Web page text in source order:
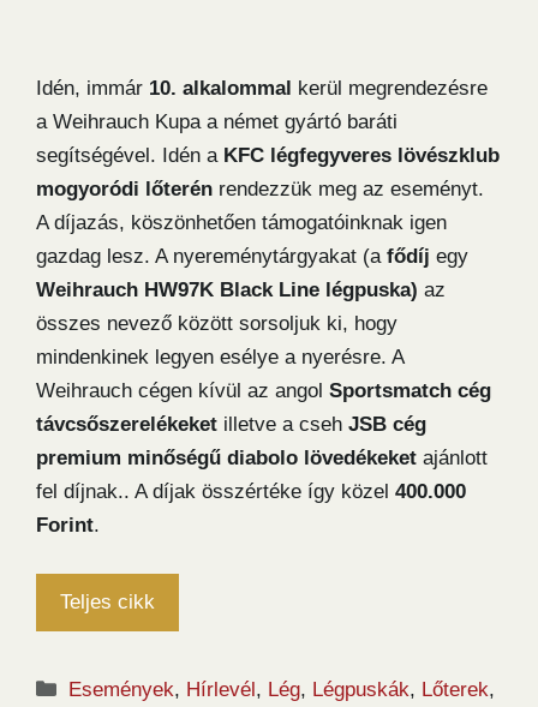
Idén, immár 10. alkalommal kerül megrendezésre
a Weihrauch Kupa a német gyártó baráti
segítségével. Idén a KFC légfegyveres lövészklub
mogyoródi lőterén rendezzük meg az eseményt.
A díjazás, köszönhetően támogatóinknak igen
gazdag lesz. A nyereménytárgyakat (a fődíj egy
Weihrauch HW97K Black Line légpuska) az
összes nevező között sorsoljuk ki, hogy
mindenkinek legyen esélye a nyerésre. A
Weihrauch cégen kívül az angol Sportsmatch cég
távcsőszerelékeket illetve a cseh JSB cég
premium minőségű diabolo lövedékeket ajánlott
fel díjnak.. A díjak összértéke így közel 400.000
Forint.
Teljes cikk
Kategória
Események, Hírlevél, Lég, Légpuskák, Lőterek,